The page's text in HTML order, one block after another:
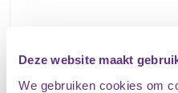
Deze website maakt
We gebruiken cookies om